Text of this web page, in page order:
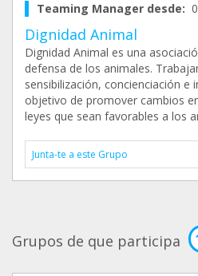
Teaming Manager desde:
Dignidad Animal
Dignidad Animal es una
defensa de los animales.
sensibilización, concienciación e
objetivo de promover cambios
leyes que sean favorables a los
Junta-te a este Grupo
Grupos de que participa